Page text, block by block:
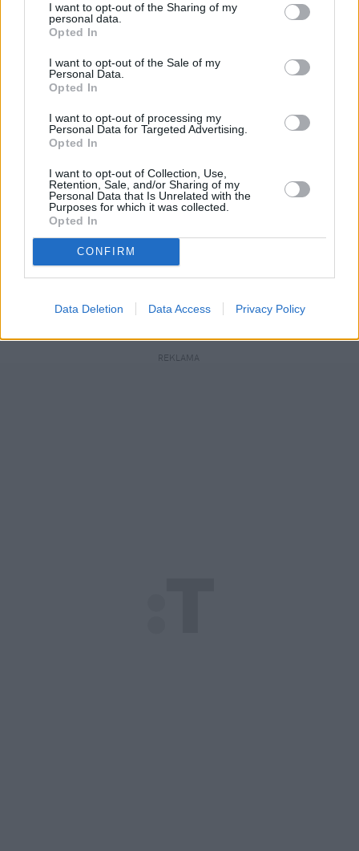
I want to opt-out of the Sharing of my
personal data.
Opted In
I want to opt-out of the Sale of my
Personal Data.
Opted In
I want to opt-out of processing my
Personal Data for Targeted Advertising.
Opted In
I want to opt-out of Collection, Use,
Retention, Sale, and/or Sharing of my
Personal Data that Is Unrelated with the
Purposes for which it was collected.
Opted In
CONFIRM
Data Deletion Data Access Privacy Policy
Prof. Rafał Chwedoruk
A co w przypadku ewentualnej bezpośredniej debaty
twierdzi, że dzisiaj przeceniamy już ich rolę. –
Ostatnie debaty, które miały znaczenie w polskiej
polityce, to były starcia
Kwaśniewskiego z Lechem  Wałęsą, kiedy
Lecha Kaczyńskiego z Donaldem Tuskiem też nie
zmieniały aż tak wiele, bo każdy z nich, a
REKLAMA